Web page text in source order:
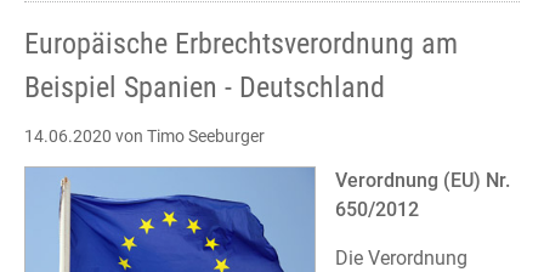
Europäische Erbrechtsverordnung am
Beispiel Spanien - Deutschland
14.06.2020 von Timo Seeburger
Verordnung (EU) Nr.
650/2012
Die Verordnung